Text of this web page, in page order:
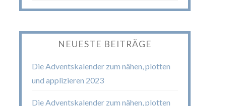
NEUESTE BEITRÄGE
Die Adventskalender zum nähen, plotten
und applizieren 2023
Die Adventskalender zum nähen, plotten